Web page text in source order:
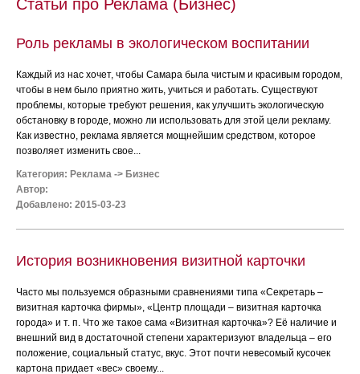
Статьи про Реклама (Бизнес)
Роль рекламы в экологическом воспитании
Каждый из нас хочет, чтобы Самара была чистым и красивым городом,
чтобы в нем было приятно жить, учиться и работать. Существуют
проблемы, которые требуют решения, как улучшить экологическую
обстановку в городе, можно ли использовать для этой цели рекламу.
Как известно, реклама является мощнейшим средством, которое
позволяет изменить свое...
Категория: Реклама -> Бизнес
Автор:
Добавлено: 2015-03-23
История возникновения визитной карточки
Часто мы пользуемся образными сравнениями типа «Секретарь –
визитная карточка фирмы», «Центр площади – визитная карточка
города» и т. п. Что же такое сама «Визитная карточка»? Её наличие и
внешний вид в достаточной степени характеризуют владельца – его
положение, социальный статус, вкус. Этот почти невесомый кусочек
картона придает «вес» своему...